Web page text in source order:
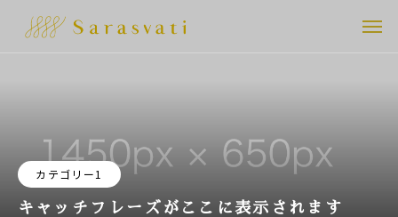
カテゴリー1
キャッチフレーズがここに表示されます